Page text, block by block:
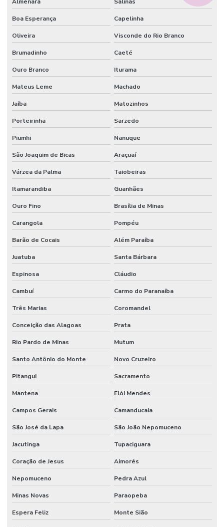
Boa Esperança Capelinha
Oliveira Visconde do Rio Branco
Brumadinho Caeté
Ouro Branco Iturama
Mateus Leme Machado
Jaíba Matozinhos
Porteirinha Sarzedo
Piumhi Nanuque
São Joaquim de Bicas Araçuaí
Várzea da Palma Taiobeiras
Itamarandiba Guanhães
Ouro Fino Brasília de Minas
Carangola Pompéu
Barão de Cocais Além Paraíba
Juatuba Santa Bárbara
Espinosa Cláudio
Cambuí Carmo do Paranaíba
Três Marias Coromandel
Conceição das Alagoas Prata
Rio Pardo de Minas Mutum
Santo Antônio do Monte Novo Cruzeiro
Pitangui Sacramento
Mantena Elói Mendes
Campos Gerais Camanducaia
São José da Lapa São João Nepomuceno
Jacutinga Tupaciguara
Coração de Jesus Aimorés
Nepomuceno Pedra Azul
Minas Novas Paraopeba
Espera Feliz Monte Sião